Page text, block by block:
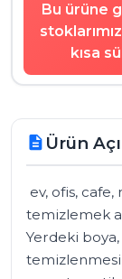
Bu ürüne
kısa
description Ürün
temizlemek
Yerdeki
temizlenmesi